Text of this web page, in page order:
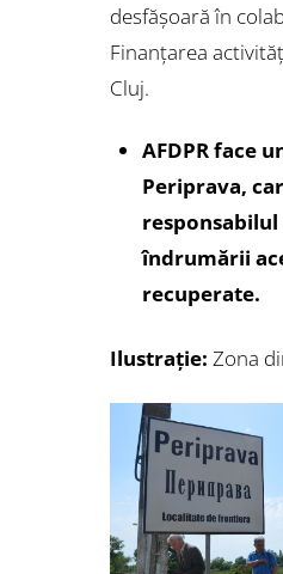
desfășoară în
Finanțarea
Cluj.
AFDPR face
Periprava,
îndrumării
recuperate.
Ilustrație: Zona